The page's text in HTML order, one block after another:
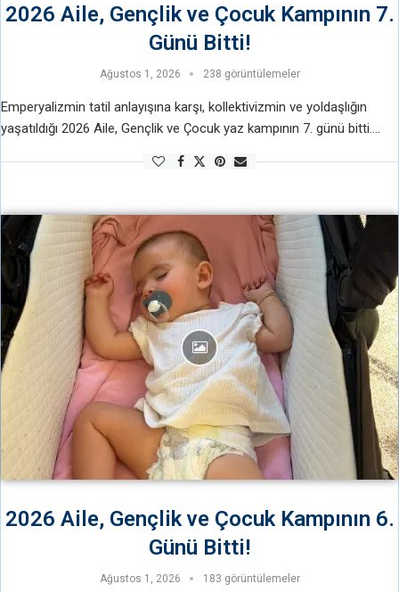
2026 Aile, Gençlik ve Çocuk Kampının 7.
Günü Bitti!
Ağustos 1, 2026 238 görüntülemeler
Emperyalizmin tatil anlayışına karşı, kollektivizmin ve yoldaşlığın
yaşatıldığı 2026 Aile, Gençlik ve Çocuk yaz kampının 7. günü bitti.
2026 Aile, Gençlik ve Çocuk Kampının 6.
Günü Bitti!
Ağustos 1, 2026 183 görüntülemeler